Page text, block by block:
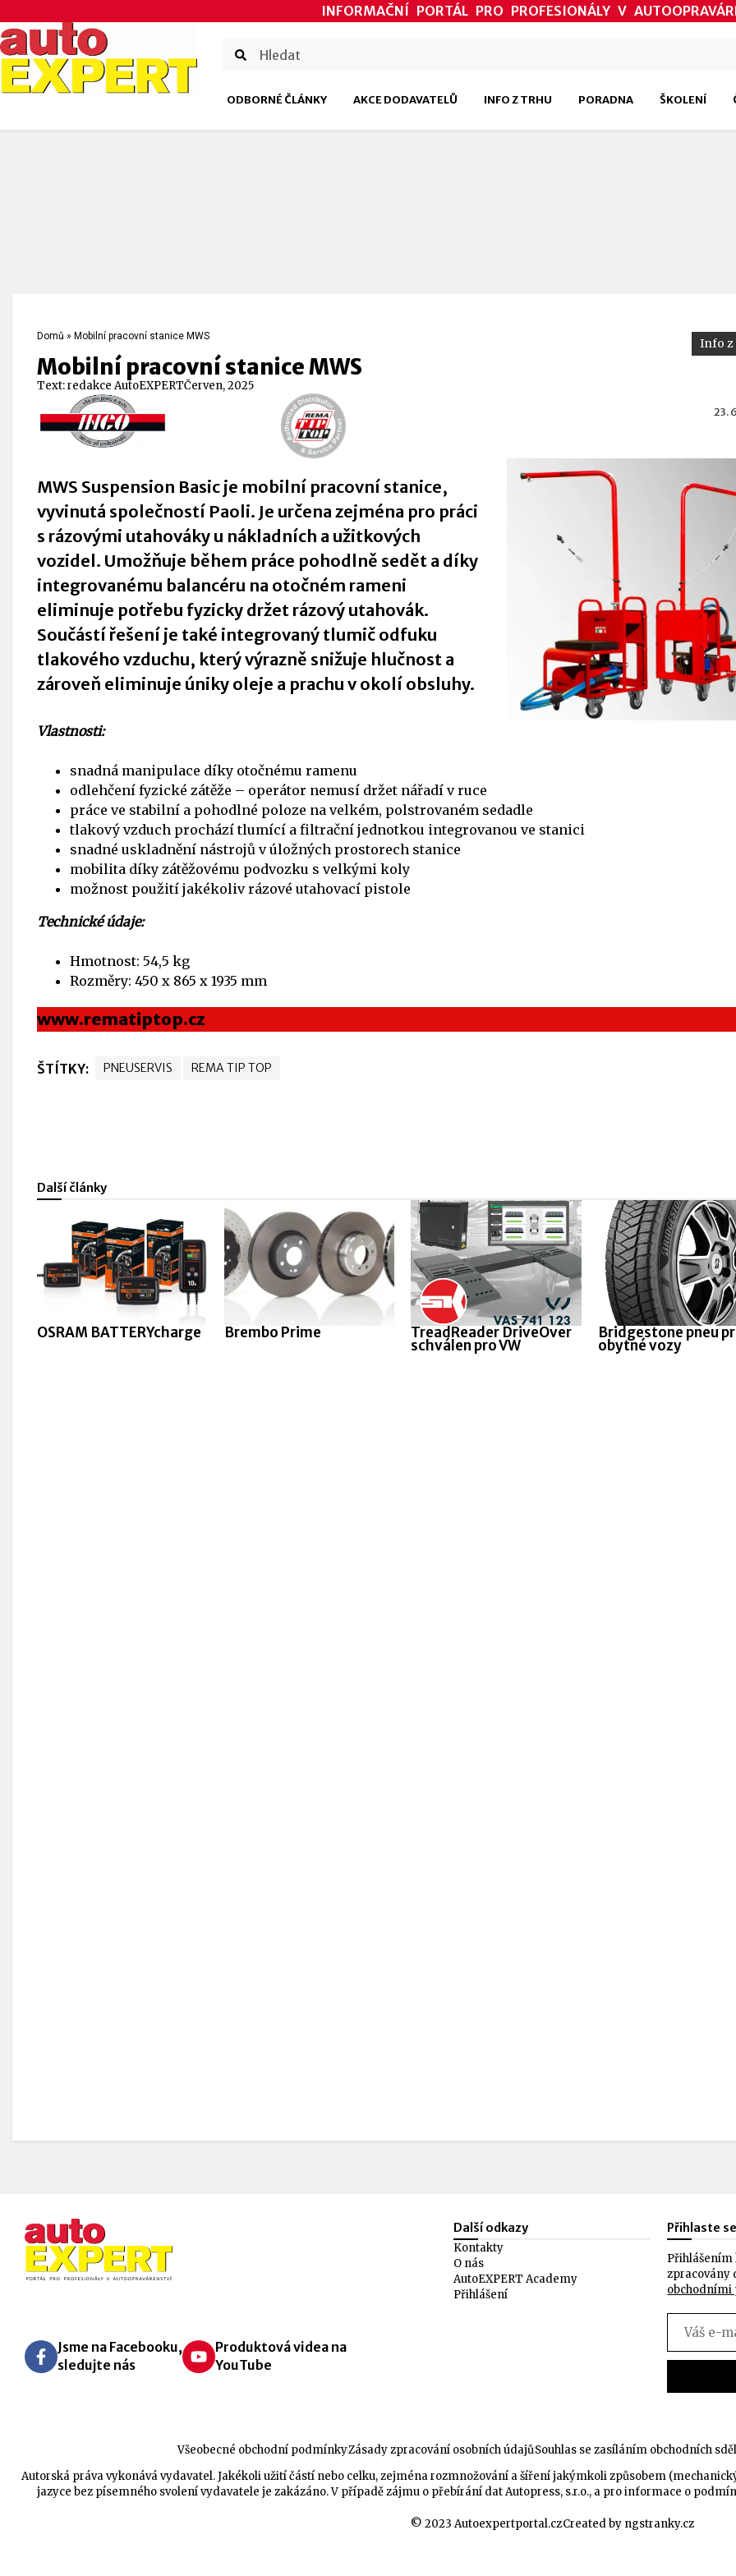
INFORMAČNÍ PORTÁL PRO PROFESIONÁLY V
ODBORNÉ ČLÁNKY AKCE DODAVATELŮ INFO Z TRHU PORADNA ŠKOLENÍ
Domů » Mobilní pracovní stanice MWS
Mobilní pracovní stanice MWS
Info z
Text:redakce AutoEXPERTČerven, 2025
23.
MWS Suspension Basic je mobilní pracovní stanice,
vyvinutá společností Paoli. Je určena zejména pro práci
s rázovými utahováky u nákladních a užitkových
vozidel. Umožňuje během práce pohodlně sedět a díky
integrovanému balancéru na otočném rameni
eliminuje potřebu fyzicky držet rázový utahovák.
Součástí řešení je také integrovaný tlumič odfuku
tlakového vzduchu, který výrazně snižuje hlučnost a
zároveň eliminuje úniky oleje a prachu v okolí obsluhy.
Vlastnosti:
snadná manipulace díky otočnému ramenu
odlehčení fyzické zátěže – operátor nemusí držet nářadí v ruce
práce ve stabilní a pohodlné poloze na velkém, polstrovaném sedadle
tlakový vzduch prochází tlumící a filtrační jednotkou integrovanou ve stanici
snadné uskladnění nástrojů v úložných prostorech stanice
mobilita díky zátěžovému podvozku s velkými koly
možnost použití jakékoliv rázové utahovací pistole
Technické údaje:
Hmotnost: 54,5 kg
Rozměry: 450 x 865 x 1935 mm
www.rematiptop.cz
ŠTÍTKY: PNEUSERVIS REMA TIP TOP
Další články
OSRAM BATTERYcharge Brembo Prime TreadReader DriveOver
schválen pro VW
Bridgestone pneu
obytné vozy
Další odkazy
Kontakty
O nás
AutoEXPERT Academy
Přihlášení
Přihlaste
Přihlášením
zpracovány
Jsme na Facebooku,
sledujte nás
Produktová videa na
YouTube
Všeobecné obchodní podmínkyZásady zpracování osobních údajůSouhlas se zasíláním obchodních
Autorská práva vykonává vydavatel. Jakékoli užití částí nebo celku, zejména rozmnožování a šíření jakýmkoli způsobem
jazyce bez písemného svolení vydavatele je zakázáno. V případě zájmu o přebírání dat Autopress, s.r.o., a pro informace o
© 2023 Autoexpertportal.czCreated by ngstranky.cz